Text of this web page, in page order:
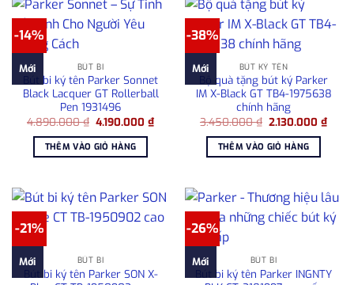
-14%
Mới BÚT BI
Bút bi ký tên Parker Sonnet
Black Lacquer GT Rollerball
Pen 1931496
4.890.000₫ Giá
là:
4.890.000 ₫.
4.190.000₫Giá
hiện
4.190.000 ₫.
THÊM VÀO GIỎ HÀNG
-38%
Mới BÚT KÝ TÊN
Bộ quà tặng bút ký Parker
IM X-Black GT TB4-1975638
chính hãng
3.450.000₫ Giá
là:
3.450.000 ₫.
2.130.000₫Giá
hiện
THÊM VÀO GIỎ HÀNG
-21%
Mới BÚT BI
Bút bi ký tên Parker SON X-
-26%
Mới BÚT BI
Bút bi ký tên Parker INGNTY